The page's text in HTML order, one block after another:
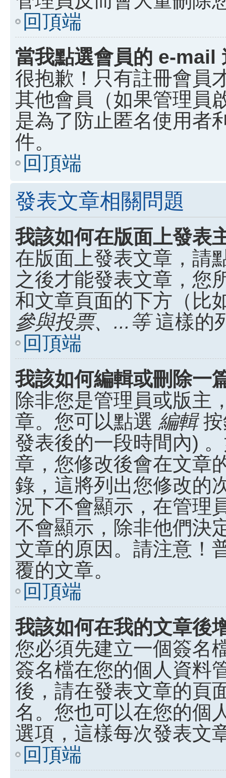
回頂端
當我點選會員的 e-mail
很抱歉！只有註冊會員
其他會員（如果管理員
是為了防止匿名使用者
件。
回頂端
發表文章相關問題
我該如何在版面上發表
在版面上發表文章，請
之後才能發表文章，您
和文章頁面的下方（比
參與投票、...等這樣的
回頂端
我該如何編輯或刪除一
除非您是管理員或版主
章。您可以點選 編輯按
發表後的一段時間內)
章，您修改後會在文章
錄，這將列出您修改的
況下不會顯示，在管理
不會顯示，除非他們決
文章的原因。請注意！
覆的文章。
回頂端
我該如何在我的文章後
您必須先建立一個簽名
簽名檔在您的個人資料
後，請在發表文章的頁
名。您也可以在您的個
選項，這樣每次發表文
回頂端